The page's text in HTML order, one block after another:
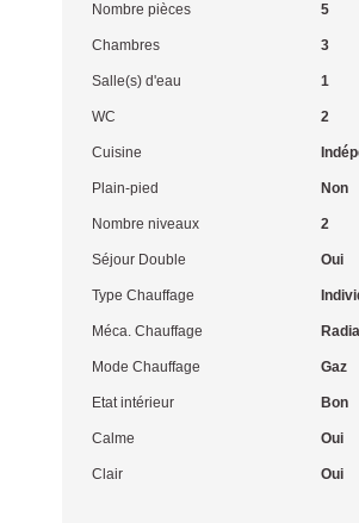
Nombre pièces 5
Chambres 3
Salle(s) d'eau 1
WC 2
Cuisine
Plain-pied Non
Nombre niveaux 2
Séjour Double Oui
Type Chauffage
Méca. Chauffage
Mode Chauffage Gaz
Etat intérieur Bon
Calme Oui
Clair Oui